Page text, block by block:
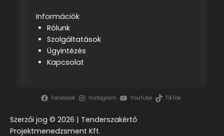
Információk
Rólunk
Szolgáltatások
Ügyintézés
Kapcsolat
Facebook Instagram YouTube TikTok
Szerzői jog © 2026 | Tenderszakértő
Projektmenedzsment Kft.